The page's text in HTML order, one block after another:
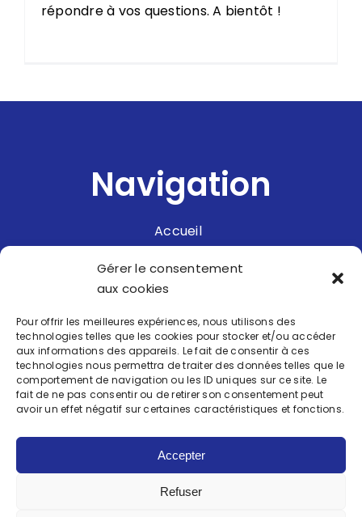
Gérer le consentement
aux cookies
Pour offrir les meilleures expériences, nous utilisons des
technologies telles que les cookies pour stocker et/ou accéder
aux informations des appareils. Le fait de consentir à ces
technologies nous permettra de traiter des données telles que le
comportement de navigation ou les ID uniques sur ce site. Le
fait de ne pas consentir ou de retirer son consentement peut
avoir un effet négatif sur certaines caractéristiques et fonctions.
Accepter
Refuser
répondre à vos questions. A bientôt !
Navigation
Accueil
Nos prestations
Réalisations
Nous recrutons
Contact
Mentions légales